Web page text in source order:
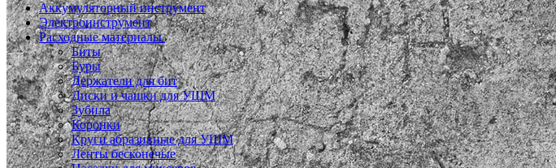
Аккумуляторный инструмент
Электроинструмент
Расходные материалы
Биты
Буры
Держатели для бит
Диски и чашки для УШМ
Зубила
Коронки
Круги абразивные для УШМ
Ленты бесконечые